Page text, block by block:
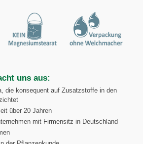
uns aus:
die konsequent auf Zusatzstoffe in den
über 20 Jahren
mit Firmensitz in Deutschland